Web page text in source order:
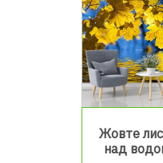
Жовте
над